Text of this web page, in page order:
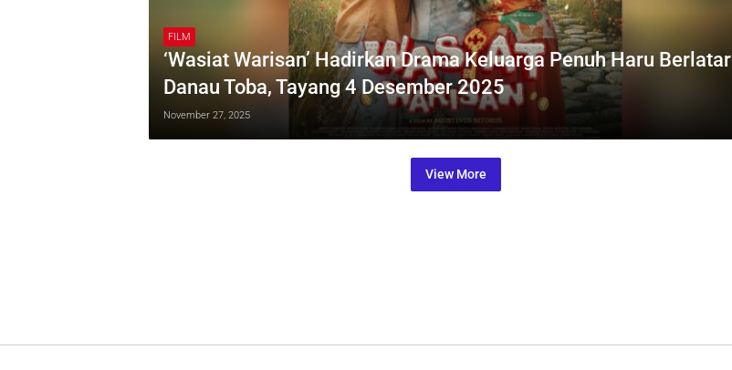
FILM
‘Wasiat Warisan’ Hadirkan Drama Keluarga Penuh Haru Berlatar
Danau Toba, Tayang 4 Desember 2025
November 27, 2025
View More